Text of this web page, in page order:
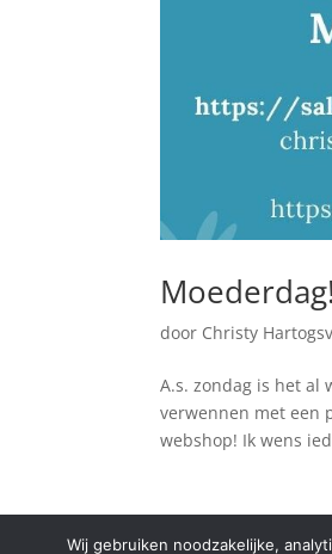
door Christy
A.s. zondag is het al
verwennen met een
webshop! Ik wens
Wij gebruiken noodzakelijke,